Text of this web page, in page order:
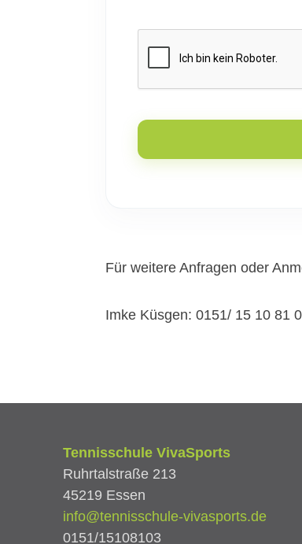
Für weitere Anfragen oder
Imke Küsgen: 0151/ 15 10 81
Tennisschule VivaSports
Ruhrtalstraße 213
45219 Essen
info@tennisschule-vivasports.de
0151/15108103